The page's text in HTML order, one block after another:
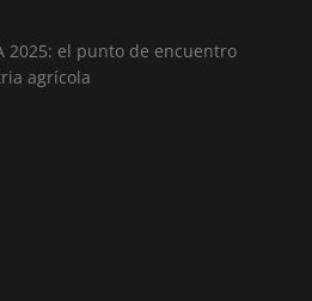
2025: el punto de encuentro
agrícola